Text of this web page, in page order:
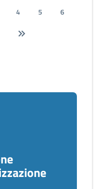
4 5
6